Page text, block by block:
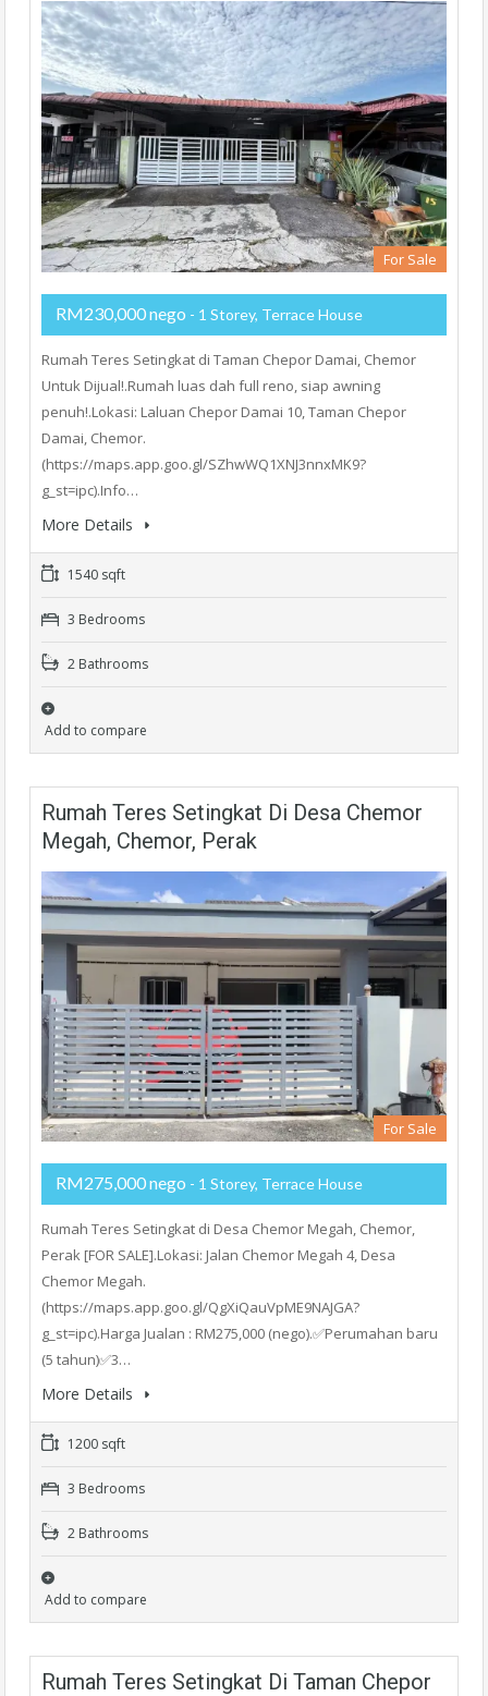
For Sale
RM230,000 nego - 1 Storey, Terrace House
Rumah Teres Setingkat di Taman Chepor Damai, Chemor
Untuk Dijual!.Rumah luas dah full reno, siap awning
penuh!.Lokasi: Laluan Chepor Damai 10, Taman Chepor
Damai, Chemor.
(https://maps.app.goo.gl/SZhwWQ1XNJ3nnxMK9?
g_st=ipc).Info…
More Details
1540 sqft
3 Bedrooms
2 Bathrooms
Add to compare
Rumah Teres Setingkat Di Desa Chemor
Megah, Chemor, Perak
For Sale
RM275,000 nego - 1 Storey, Terrace House
Rumah Teres Setingkat di Desa Chemor Megah, Chemor,
Perak [FOR SALE].Lokasi: Jalan Chemor Megah 4, Desa
Chemor Megah.
(https://maps.app.goo.gl/QgXiQauVpME9NAJGA?
g_st=ipc).Harga Jualan : RM275,000 (nego).✅Perumahan baru
(5 tahun)✅3…
More Details
1200 sqft
3 Bedrooms
2 Bathrooms
Add to compare
Rumah Teres Setingkat Di Taman Chepor